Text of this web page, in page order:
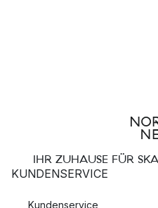
IHR ZUHAUSE FÜR
KUNDENSERVICE
Kundenservice